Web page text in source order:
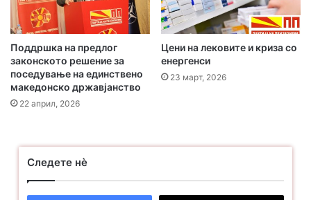
Поддршка на предлог
законското решение за
поседување на единствено
македонско државјанство
22 април, 2026
Цени на лековите и криза со
енергенси
23 март, 2026
Следете нѐ